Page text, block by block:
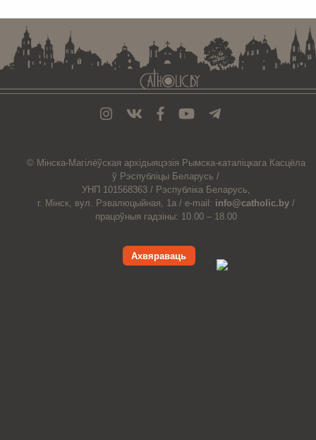
© Мiнска-Магiлёўская архiдыяцэзiя Рымска-каталіцкага Касцёла
ў Рэспубліцы Беларусь /
УНП 101568363 / Рэспубліка Беларусь,
г. Мінск, вул. Рэвалюцыйная, 1а / e-mail: info@catholic.by /
працоўныя гадзіны: 10.00 – 18.00
Ахвяраваць